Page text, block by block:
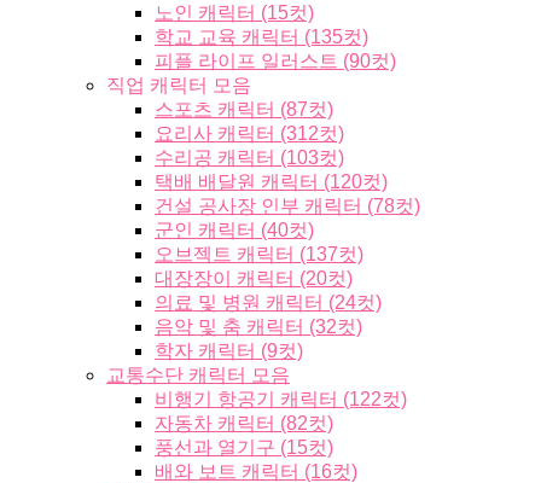
노인 캐릭터 (15컷)
학교 교육 캐릭터 (135컷)
피플 라이프 일러스트 (90컷)
직업 캐릭터 모음
스포츠 캐릭터 (87컷)
요리사 캐릭터 (312컷)
수리공 캐릭터 (103컷)
택배 배달원 캐릭터 (120컷)
건설 공사장 인부 캐릭터 (78컷)
군인 캐릭터 (40컷)
오브젝트 캐릭터 (137컷)
대장장이 캐릭터 (20컷)
의료 및 병원 캐릭터 (24컷)
음악 및 춤 캐릭터 (32컷)
학자 캐릭터 (9컷)
교통수단 캐릭터 모음
비행기 항공기 캐릭터 (122컷)
자동차 캐릭터 (82컷)
풍선과 열기구 (15컷)
배와 보트 캐릭터 (16컷)